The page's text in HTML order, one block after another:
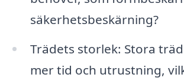
säkerhetsbeskärning?
Trädets storlek: Stora
mer tid och utrustning,